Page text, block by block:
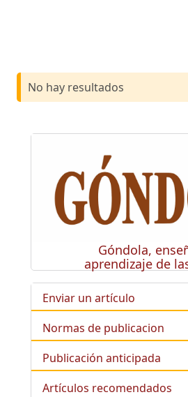
No hay resultados
Góndola,
aprendizaje de
Enviar un artículo
Normas de publicacion
Publicación anticipada
Artículos recomendados